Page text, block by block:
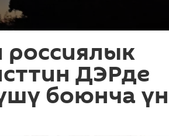
ДЭРде
боюнча